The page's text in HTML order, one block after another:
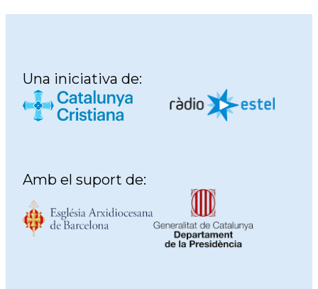
Una iniciativa de:
Amb el suport de: